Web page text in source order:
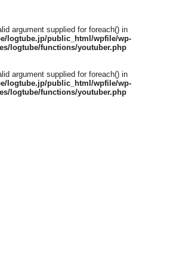
argument supplied for foreach() in
logtube.jp/public_html/wpfile/wp-
logtube/functions/youtuber.php
argument supplied for foreach() in
logtube.jp/public_html/wpfile/wp-
logtube/functions/youtuber.php